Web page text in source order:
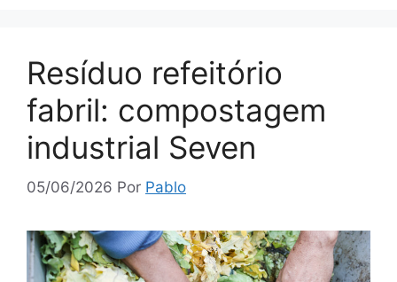
Resíduo refeitório
fabril: compostagem
industrial Seven
05/06/2026 Por Pablo